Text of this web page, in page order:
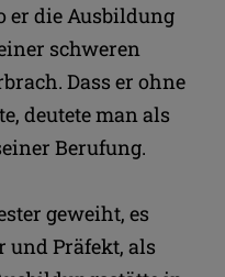
er die Ausbildung
schweren
Dass er ohne
deutete man als
Berufung.
geweiht, es
Präfekt, als